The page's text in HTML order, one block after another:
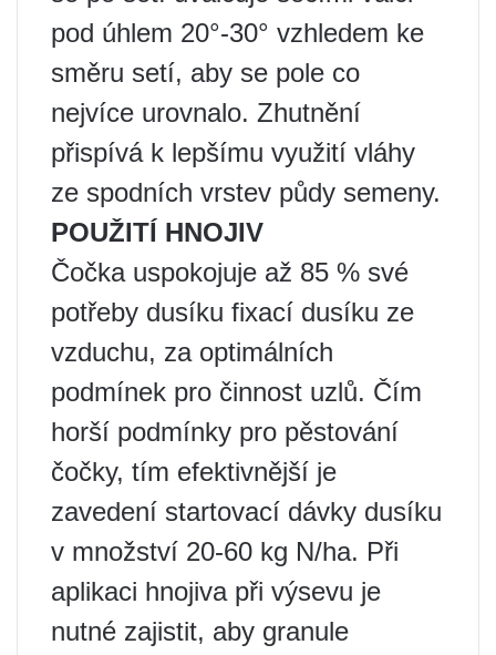
pod úhlem 20°-30° vzhledem ke
směru setí, aby se pole co
nejvíce urovnalo. Zhutnění
přispívá k lepšímu využití vláhy
ze spodních vrstev půdy semeny.
POUŽITÍ HNOJIV
Čočka uspokojuje až 85 % své
potřeby dusíku fixací dusíku ze
vzduchu, za optimálních
podmínek pro činnost uzlů. Čím
horší podmínky pro pěstování
čočky, tím efektivnější je
zavedení startovací dávky dusíku
v množství 20-60 kg N/ha. Při
aplikaci hnojiva při výsevu je
nutné zajistit, aby granule